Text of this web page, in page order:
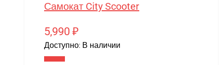
Самокат City Scooter
5,990 ₽
Доступно: В наличии